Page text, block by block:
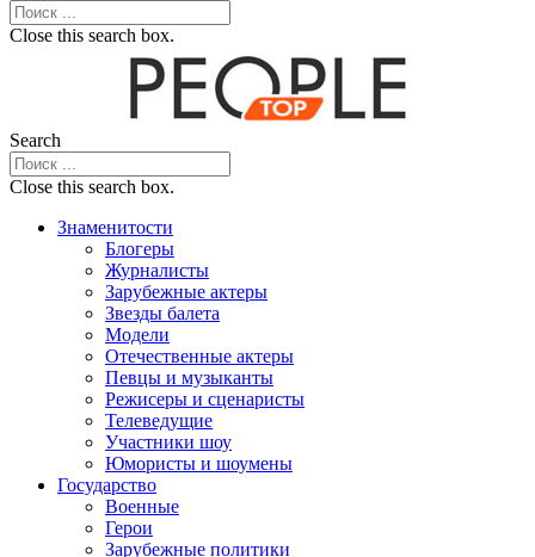
Close this search box.
Search
Close this search box.
Знаменитости
Блогеры
Журналисты
Зарубежные актеры
Звезды балета
Модели
Отечественные актеры
Певцы и музыканты
Режисеры и сценаристы
Телеведущие
Участники шоу
Юмористы и шоумены
Государство
Военные
Герои
Зарубежные политики